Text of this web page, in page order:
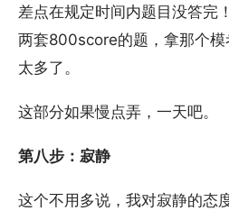
差点在规定时间内题目没答完
两套800score的题，拿那个模
太多了。
这部分如果慢点弄，一天吧。
第八步：寂静
这个不用多说，我对寂静的态